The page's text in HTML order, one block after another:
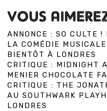
VOUS
ANNONCE : SO CULTE !
LA COMÉDIE
BIENTÔT À LONDRES
CRITIQUE : MIDNIGHT
MENIER CHOCOLATE
CRITIQUE : THE
AU SOUTHWARK
LONDRES